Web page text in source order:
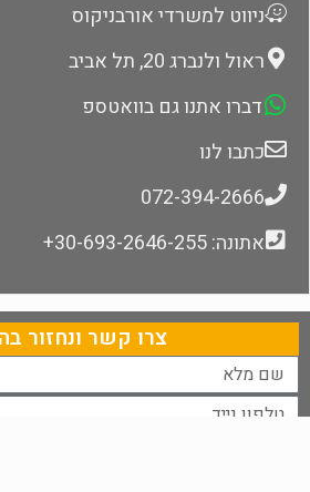
ניווט למשרדי אורבניקוס
ראול ולנברג 20, תל אביב
דברו אתנו גם בוואטספ
כתבו לנו
072-394-2666
אתונה: 30-693-2646-255+
צרו קשר ונחזור